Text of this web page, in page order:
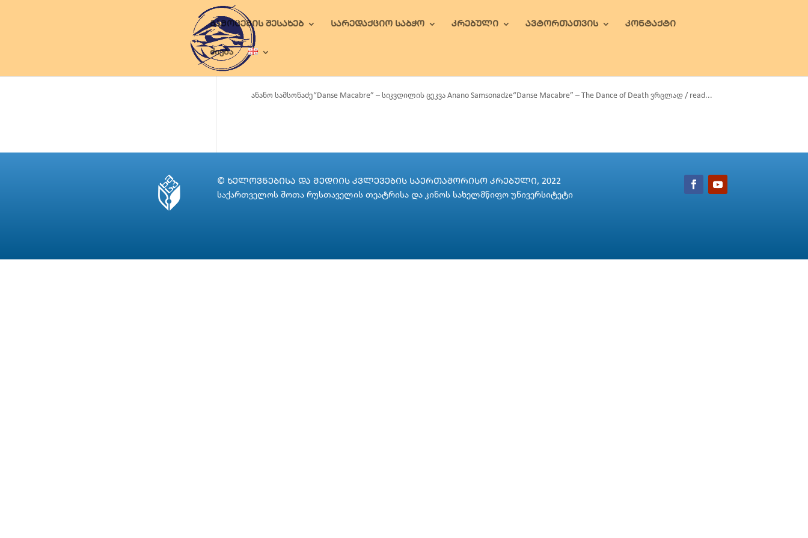
ᲒᲐᲛᲝᲪᲔᲛᲘᲡ ᲨᲔᲡᲐᲮᲔᲑ ᲡᲐᲠᲔᲓᲐᲥᲪᲘᲝ ᲡᲐᲑᲭᲝ ᲙᲠᲔᲑᲣᲚᲘ ᲐᲕᲢᲝᲠᲗᲐᲗᲕᲘᲡ ᲙᲝᲜᲢᲐᲥᲢᲘ
ძიება
ანანო სამსონაძე“Danse Macabre” – სიკვდილის ცეკვა Anano Samsonadze“Danse Macabre” – The Dance of Death ვრცლად / read...
© ᲮᲔᲚᲝᲕᲜᲔᲑᲘᲡᲐ ᲓᲐ ᲛᲔᲓᲘᲘᲡ ᲙᲕᲚᲔᲕᲔᲑᲘᲡ ᲡᲐᲔᲠᲗᲐᲨᲝᲠᲘᲡᲝ ᲙᲠᲔᲑᲣᲚᲘ, 2022
საქართველოს შოთა რუსთაველის თეატრისა და კინოს სახელმწიფო უნივერსიტეტი